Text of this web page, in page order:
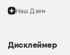
Наш Дзен
Дисклеймер